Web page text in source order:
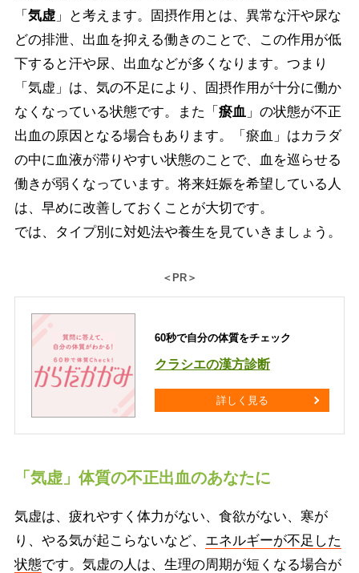
「 気虚」と考えます。固摂作用とは、異常な汗や尿な
どの排泄、出血を抑える働きのことで、この作用が低
下すると汗や尿、出血などが多くなります。つまり
「気虚」は、気の不足により、固摂作用が十分に働か
なくなっている状態です。また「 瘀血 」の状態が不正
出血の原因となる場合もあります。「瘀血」はカラダ
の中に血液が滞りやすい状態のことで、血を巡らせる
働きが弱くなっています。将来妊娠を希望している人
は、早めに改善しておくことが大切です。
では、タイプ別に対処法や養生を見ていきましょう。
＜PR＞
60秒で自分の体質をチェック
クラシエの漢方診断
詳しく見る
「気虚」体質の不正出血のあなたに
気虚は、疲れやすく体力がない、食欲がない、寒が
り、やる気が起こらないなど、 エネルギーが不足した
状態です。気虚の人は、生理の周期が短くなる場合が